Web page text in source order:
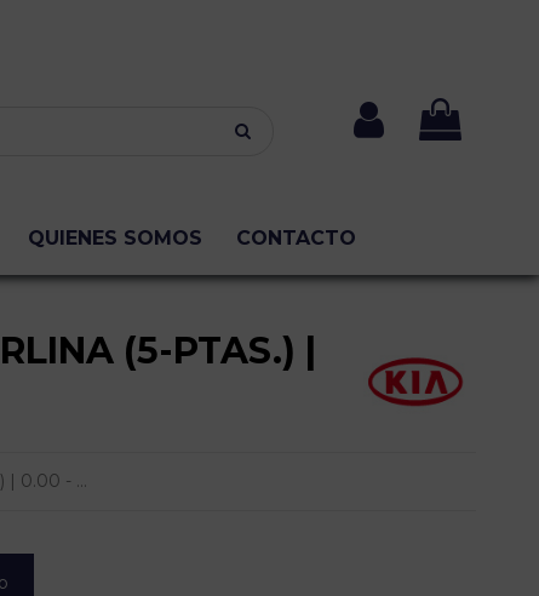
QUIENES SOMOS CONTACTO
(5-PTAS.) |
| 0.00 - ...